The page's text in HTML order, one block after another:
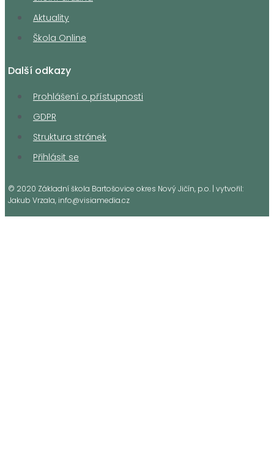
Aktuality
Škola Online
Další odkazy
Prohlášení o přístupnosti
GDPR
Struktura stránek
Přihlásit se
© 2020 Základní škola Bartošovice okres Nový Jičín, p.o. | vytvořil:
Jakub Vrzala, info@visiamedia.cz